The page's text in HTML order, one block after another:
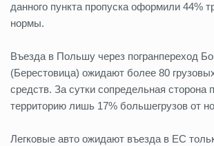
данного пункта пропуска оформили 44%
нормы.
Въезда в Польшу через погранпереход
(Берестовица) ожидают более 80
средств. За сутки сопредельная сторона
территорию лишь 17% большегрузов от
Легковые авто ожидают въезда в ЕС